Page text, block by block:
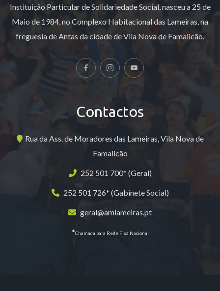
Instituição Particular de Solidariedade Social, nasceu a 25 de
Maio de 1984, no Complexo Habitacional das Lameiras, na
freguesia de Antas da cidade de Vila Nova de Famalicão.
Contactos
Rua da Ass. de Moradores das Lameiras, Vila Nova de
Famalicão
252 501 700* (Geral)
252 501 726* (Gabinete Social)
geral@amlameiras.pt
*Chamada para Rede Fixa Nacional